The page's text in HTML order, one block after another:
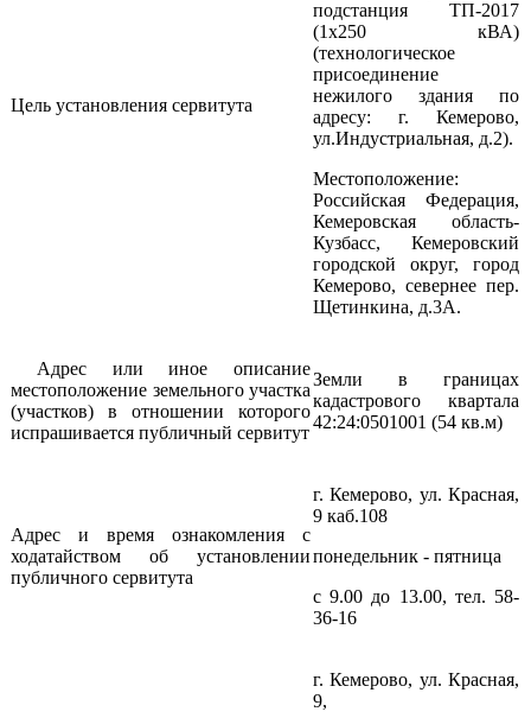
Цель установления сервитута
подстанция ТП-2017
(1х250 кВА)
(технологическое
присоединение
нежилого здания по
адресу: г. Кемерово,
ул.Индустриальная, д.2).
Местоположение:
Российская Федерация,
Кемеровская область-
Кузбасс, Кемеровский
городской округ, город
Кемерово, севернее пер.
Щетинкина, д.3А.
Адрес или иное описание
местоположение земельного участка
(участков) в отношении которого
испрашивается публичный сервитут
Земли в границах
кадастрового квартала
42:24:0501001 (54 кв.м)
Адрес и время ознакомления с
ходатайством об установлении
публичного сервитута
г. Кемерово, ул. Красная,
9 каб.108
понедельник - пятница
с 9.00 до 13.00, тел. 58-
36-16
г. Кемерово, ул. Красная,
9,